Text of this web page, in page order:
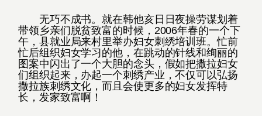
无巧不成书。就在韩他亥日日夜操劳谋划着
带领乡亲们脱贫致富的时候，2006年春的一个下
午，县就业局来村里举办妇女刺绣培训班。忙前
忙后组织妇女学习的他，在跳动的针线和绚丽的
图案中闪出了一个大胆的念头，假如把撒拉妇女
们组织起来，办起一个刺绣产业，不仅可以弘扬
撒拉族刺绣文化，而且会使更多的妇女发挥特
长，发家致富啊！